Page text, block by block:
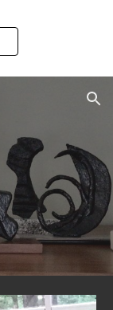
Skip to navigation